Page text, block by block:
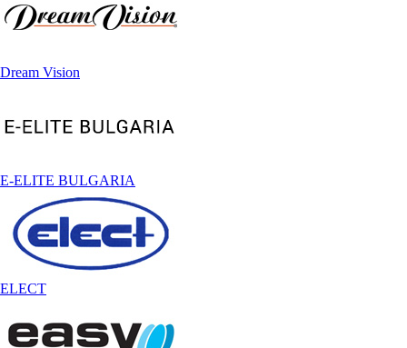
Dream Vision
E-ELITE BULGARIA
ELECT